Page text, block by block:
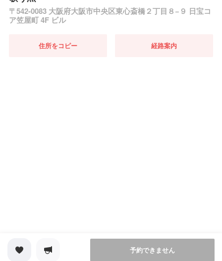
〒542-0083 大阪府大阪市中央区東心斎橋２丁目８−９ 日宝コ
ア笠屋町 4F ビル
住所をコピー 経路案内
予約できません